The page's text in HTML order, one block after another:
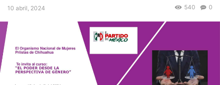
10 abril, 2024 0
540